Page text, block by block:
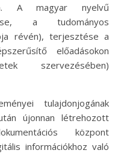
A magyar nyelvű
a tudományos
révén), terjesztése a
előadásokon
szervezésében)
tulajdonjogának
újonnan létrehozott
központ
információkhoz való